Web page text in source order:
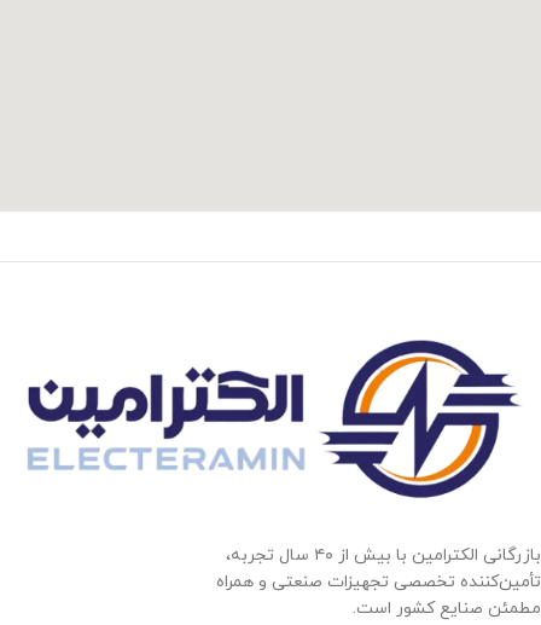
بازرگانی الکترامین با بیش از ۴۰ سال تجربه،
تأمین‌کننده تخصصی تجهیزات صنعتی و همراه
مطمئن صنایع کشور است.